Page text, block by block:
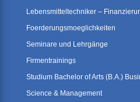
Lebensmitteltechniker –
Foerderungsmoeglichkeiten
Seminare und Lehrgänge
Firmentrainings
Studium Bachelor of Arts (B.A.)
Science & Management